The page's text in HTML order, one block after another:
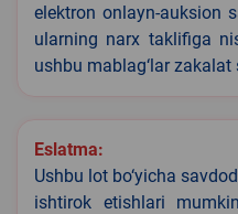
elektron onlayn-auksion
ularning narx taklifiga
ushbu mablag‘lar
Eslatma:
Ushbu lot bo‘yicha
ishtirok etishlari